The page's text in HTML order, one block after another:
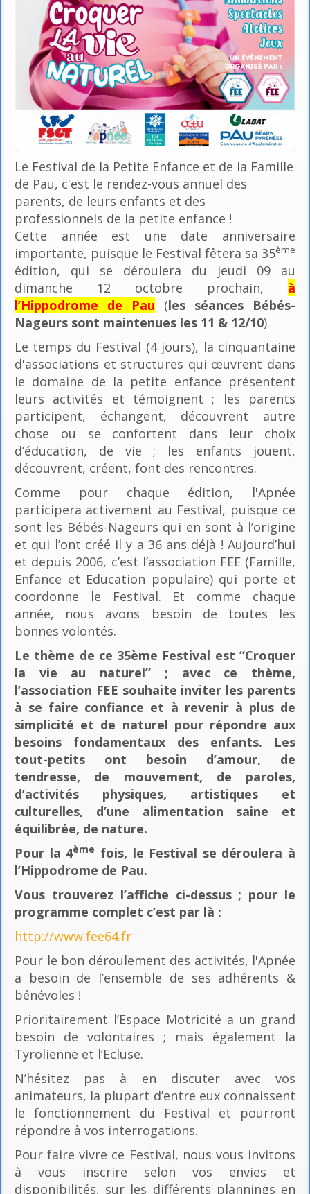
Le Festival de la Petite Enfance et de la Famille
de Pau, c'est le rendez-vous annuel des
parents, de leurs enfants et des
professionnels de la petite enfance !
Cette année est une date anniversaire
importante, puisque le Festival fêtera sa 35ème
édition, qui se déroulera du jeudi 09 au
dimanche 12 octobre prochain, à
l’Hippodrome de Pau (les séances Bébés-
Nageurs sont maintenues les 11 & 12/10).
Le temps du Festival (4 jours), la cinquantaine
d'associations et structures qui œuvrent dans
le domaine de la petite enfance présentent
leurs activités et témoignent ; les parents
participent, échangent, découvrent autre
chose ou se confortent dans leur choix
d’éducation, de vie ; les enfants jouent,
découvrent, créent, font des rencontres.
Comme pour chaque édition, l'Apnée
participera activement au Festival, puisque ce
sont les Bébés-Nageurs qui en sont à l’origine
et qui l’ont créé il y a 36 ans déjà ! Aujourd’hui
et depuis 2006, c’est l’association FEE (Famille,
Enfance et Education populaire) qui porte et
coordonne le Festival. Et comme chaque
année, nous avons besoin de toutes les
bonnes volontés.
Le thème de ce 35ème Festival est “Croquer
la vie au naturel” ; avec ce thème,
l’association FEE souhaite inviter les parents
à se faire confiance et à revenir à plus de
simplicité et de naturel pour répondre aux
besoins fondamentaux des enfants. Les
tout-petits ont besoin d’amour, de
tendresse, de mouvement, de paroles,
d’activités physiques, artistiques et
culturelles, d’une alimentation saine et
équilibrée, de nature.
Pour la 4ème fois, le Festival se déroulera à
l’Hippodrome de Pau.
Vous trouverez l’affiche ci-dessus ; pour le
programme complet c’est par là :
http://www.fee64.fr
Pour le bon déroulement des activités, l'Apnée
a besoin de l’ensemble de ses adhérents &
bénévoles !
Prioritairement l’Espace Motricité a un grand
besoin de volontaires ; mais également la
Tyrolienne et l’Ecluse.
N’hésitez pas à en discuter avec vos
animateurs, la plupart d’entre eux connaissent
le fonctionnement du Festival et pourront
répondre à vos interrogations.
Pour faire vivre ce Festival, nous vous invitons
à vous inscrire selon vos envies et
disponibilités, sur les différents plannings en